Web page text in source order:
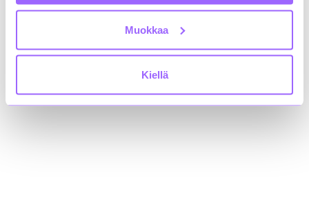
Muokkaa
Kiellä
tietosuojaseloste
Saavutettavuusseloste
Löydät meidät myös somesta!